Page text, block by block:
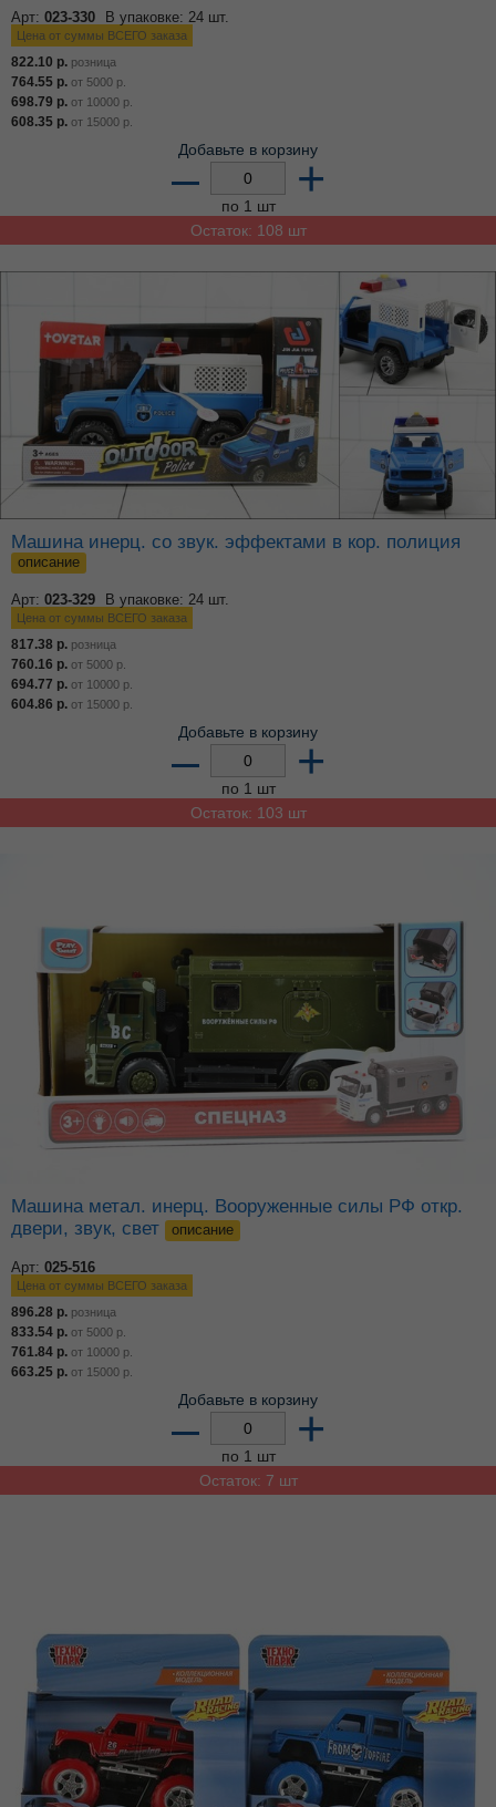
Арт: 023-330 В упаковке: 24 шт.
Цена от суммы ВСЕГО заказа
822.10 р. розница
764.55 р. от 5000 р.
698.79 р. от 10000 р.
608.35 р. от 15000 р.
Добавьте в корзину
– +
по 1 шт
Остаток: 108 шт
Машина инерц. со звук. эффектами в кор. полиция
описание
Арт: 023-329 В упаковке: 24 шт.
Цена от суммы ВСЕГО заказа
817.38 р. розница
760.16 р. от 5000 р.
694.77 р. от 10000 р.
604.86 р. от 15000 р.
Добавьте в корзину
– +
по 1 шт
Остаток: 103 шт
Машина метал. инерц. Вооруженные силы РФ откр.
двери, звук, свет
описание
Арт: 025-516
Цена от суммы ВСЕГО заказа
896.28 р. розница
833.54 р. от 5000 р.
761.84 р. от 10000 р.
663.25 р. от 15000 р.
Добавьте в корзину
– +
по 1 шт
Остаток: 7 шт